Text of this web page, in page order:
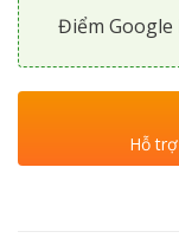
Điểm Google
Hỗ